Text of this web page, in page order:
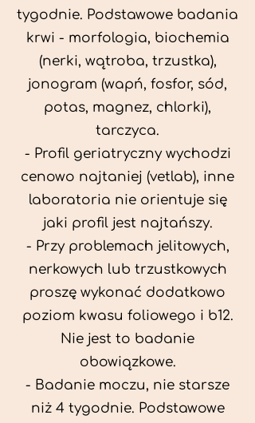
tygodnie. Podstawowe badania
krwi - morfologia, biochemia
(nerki, wątroba, trzustka),
jonogram (wapń, fosfor, sód,
potas, magnez, chlorki),
tarczyca.
- Profil geriatryczny wychodzi
cenowo najtaniej (vetlab), inne
laboratoria nie orientuje się
jaki profil jest najtańszy.
- Przy problemach jelitowych,
nerkowych lub trzustkowych
proszę wykonać dodatkowo
poziom kwasu foliowego i b12.
Nie jest to badanie
obowiązkowe.
- Badanie moczu, nie starsze
niż 4 tygodnie. Podstawowe